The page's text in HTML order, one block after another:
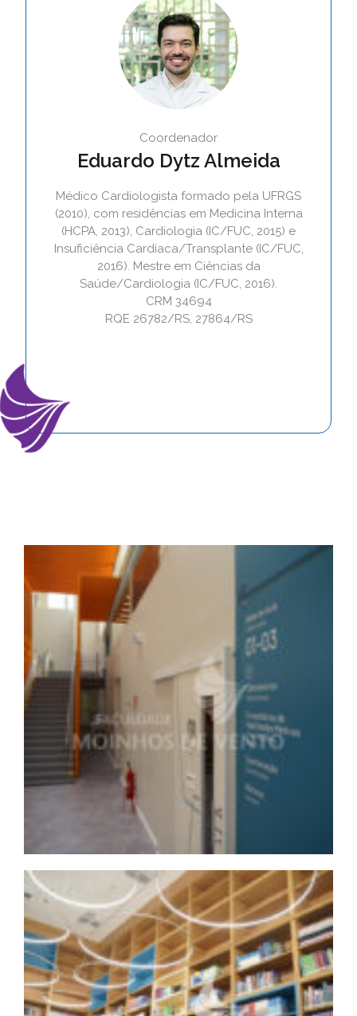
Coordenador
Eduardo Dytz Almeida
Médico Cardiologista formado pela UFRGS
(2010), com residências em Medicina Interna
(HCPA, 2013), Cardiologia (IC/FUC, 2015) e
Insuficiência Cardíaca/Transplante (IC/FUC,
2016). Mestre em Ciências da
Saúde/Cardiologia (IC/FUC, 2016).
CRM 34694
RQE 26782/RS, 27864/RS